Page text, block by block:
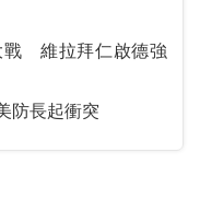
戰 維拉拜仁啟德強
防長起衝突